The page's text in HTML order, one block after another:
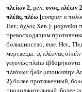
πλείων 2, gen. ονος, πλέων
πλέᾱς, πλέω [compar. к
Her.; ὄχλος Xen.): μάχεσθαι
превосходящим
большинство,тж. Her.,
мертвецы: ἐς πλέονας
γεγονὼς πλείω
πλεόνων ἦλθε μετοικεσίην
2)более протяженный,